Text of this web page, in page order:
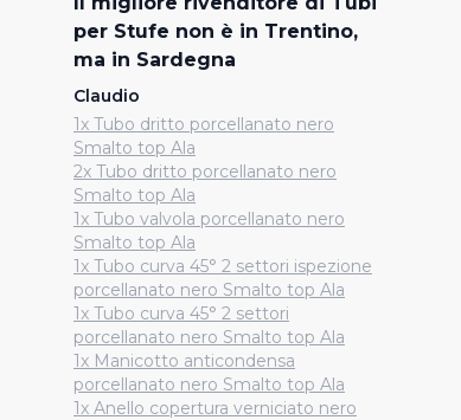
per Stufe non è in Trentino,
ma in Sardegna
Claudio
1x Tubo dritto porcellanato nero
Smalto top Ala
2x Tubo dritto porcellanato nero
Smalto top Ala
1x Tubo valvola porcellanato nero
Smalto top Ala
1x Tubo curva 45° 2 settori ispezione
porcellanato nero Smalto top Ala
1x Tubo curva 45° 2 settori
porcellanato nero Smalto top Ala
1x Manicotto anticondensa
porcellanato nero Smalto top Ala
1x Anello copertura verniciato nero